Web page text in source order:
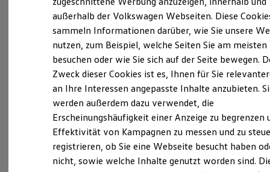
Elektrofahrzeugkonzepte
Reichweite
Reichweite der ID. Modelle
Reichweite im Winter
Laden
Laden unterwegs
Laden Zuhause
Ladezeitensimulator
Batterie
Sicherheit
Garantie und Lebensdauer
Nachhaltigkeit
Probefahrt vereinbaren
Fahrzeugangebot anfordern
außerhalb der Volkswagen Webseiten. Diese
sammeln Informationen darüber, wie Sie unsere
nutzen, zum Beispiel, welche Seiten Sie am meisten
besuchen oder wie Sie sich auf der Seite bewegen.
Zweck dieser Cookies ist es, Ihnen für Sie
an Ihre Interessen angepasste Inhalte anzubieten.
werden außerdem dazu verwendet, die
Erscheinungshäufigkeit einer Anzeige zu begrenzen
Effektivität von Kampagnen zu messen und zu
registrieren, ob Sie eine Webseite besucht haben
nicht, sowie welche Inhalte genutzt worden sind.